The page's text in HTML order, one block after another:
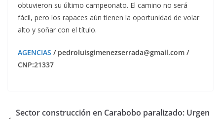
obtuvieron su último campeonato. El camino no será
fácil, pero los rapaces aún tienen la oportunidad de volar
alto y soñar con el título.
AGENCIAS / pedroluisgimenezserrada@gmail.com /
CNP:21337
Sector construcción en Carabobo paralizado: Urgen